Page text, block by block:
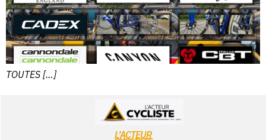
TOUTES […]
L’ACTEUR